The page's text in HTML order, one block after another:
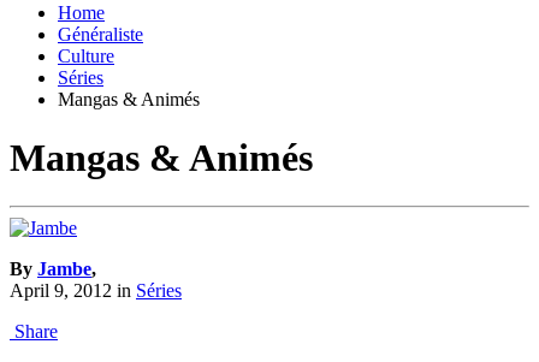
Home
Généraliste
Culture
Séries
Mangas & Animés
Mangas & Animés
By Jambe,
April 9, 2012 in Séries
Share